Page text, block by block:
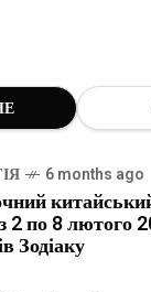
6 months ago
2 по 8 лютого
Зодіаку